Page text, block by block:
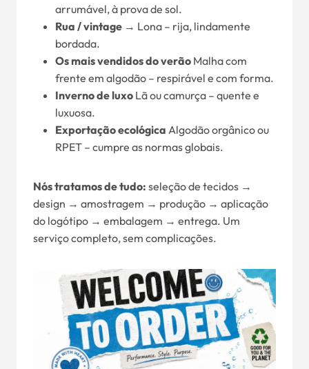
arrumável, à prova de sol.
Rua / vintage → Lona – rija, lindamente
bordada.
Os mais vendidos do verão Malha com
frente em algodão – respirável e com forma.
Inverno de luxo Lã ou camurça – quente e
luxuosa.
Exportação ecológica Algodão orgânico ou
RPET – cumpre as normas globais.
Nós tratamos de tudo: seleção de tecidos →
design → amostragem → produção → aplicação
do logótipo → embalagem → entrega. Um
serviço completo, sem complicações.